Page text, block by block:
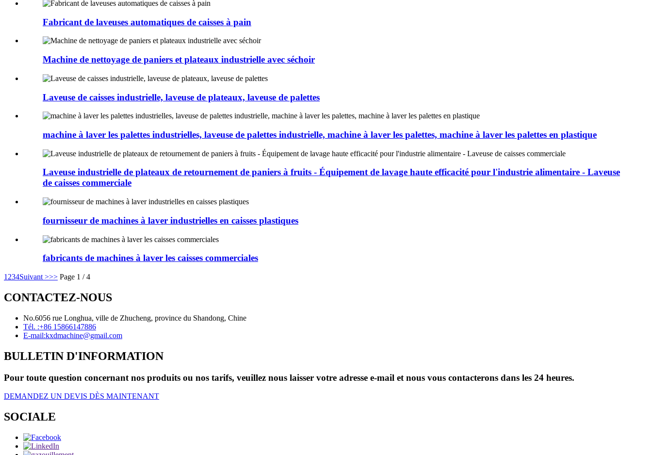
Fabricant de laveuses automatiques de caisses à pain
Machine de nettoyage de paniers et plateaux industrielle avec séchoir
Laveuse de caisses industrielle, laveuse de plateaux, laveuse de palettes
machine à laver les palettes industrielles, laveuse de palettes industrielle, machine à laver les palettes, machine à laver les palettes en plastique
Laveuse industrielle de plateaux de retournement de paniers à fruits - Équipement de lavage haute efficacité pour l'industrie alimentaire - Laveuse
de caisses commerciale
fournisseur de machines à laver industrielles en caisses plastiques
fabricants de machines à laver les caisses commerciales
1 234Suivant >>> Page 1 / 4
CONTACTEZ-NOUS
No.6056 rue Longhua, ville de Zhucheng, province du Shandong, Chine
Tél. :+86 15866147886
E-mail:kxdmachine@gmail.com
BULLETIN D'INFORMATION
Pour toute question concernant nos produits ou nos tarifs, veuillez nous laisser votre adresse e-mail et nous vous contacterons dans les 24 heures.
DEMANDEZ UN DEVIS DÈS MAINTENANT
SOCIALE